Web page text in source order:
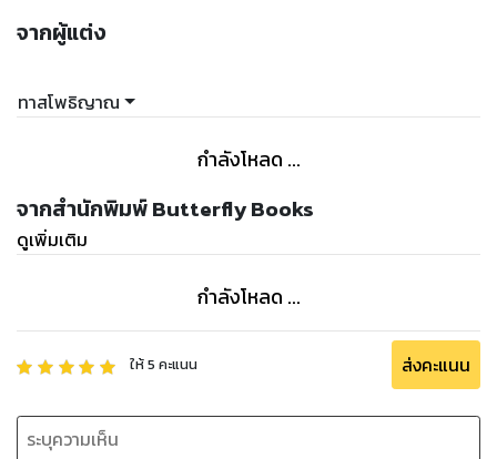
จากผู้แต่ง
ทาสโพธิญาณ
กำลังโหลด ...
จากสำนักพิมพ์ Butterfly Books
ดูเพิ่มเติม
กำลังโหลด ...
ให้5 คะแนน ส่งคะแนน